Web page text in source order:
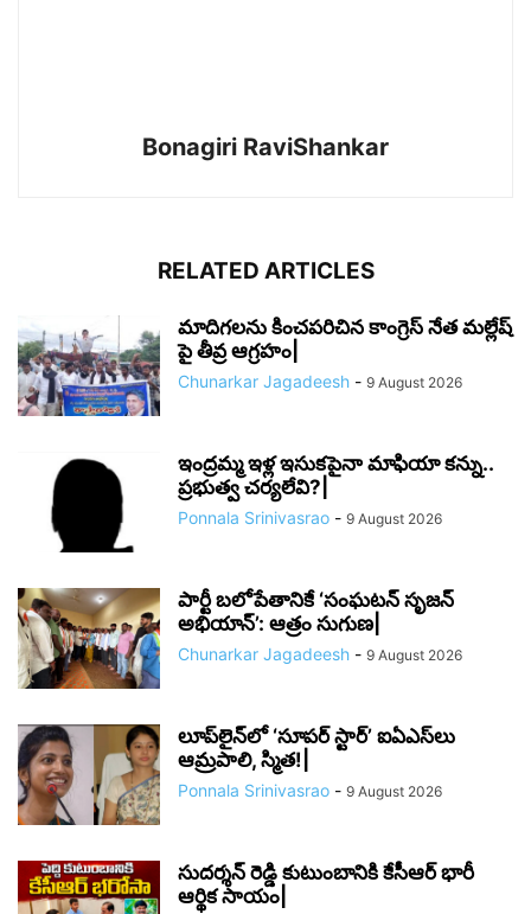
Bonagiri RaviShankar
RELATED ARTICLES
మాదిగలను కించపరిచిన కాంగ్రెస్ నేత మల్లేష్
పై తీవ్ర ఆగ్రహం|
Chunarkar Jagadeesh - 9 August 2026
ఇంద్రమ్మ ఇళ్ల ఇసుకపైనా మాఫియా కన్ను..
ప్రభుత్వ చర్యలేవి?|
Ponnala Srinivasrao - 9 August 2026
పార్టీ బలోపేతానికే ‘సంఘటన్ సృజన్
అభియాన్’: ఆత్రం సుగుణ|
Chunarkar Jagadeesh - 9 August 2026
లూప్‌లైన్‌లో ‘సూపర్ స్టార్’ ఐఏఎస్‌లు
ఆమ్రపాలి, స్మిత!|
Ponnala Srinivasrao - 9 August 2026
సుదర్శన్ రెడ్డి కుటుంబానికి కేసీఆర్ భారీ
ఆర్థిక సాయం|